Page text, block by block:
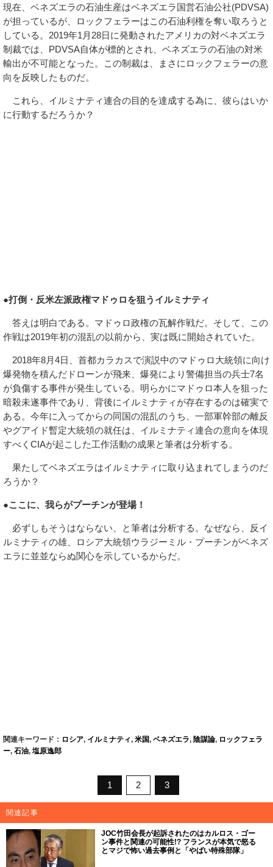
現在、ベネズエラの石油生産はベネズエラ国営石油公社(PDVSA)
が担っているが、ロックフェラーはこの石油利権を奪い取ろうと
している。2019年1月28日に発動されたアメリカの対ベネズエラ
制裁では、PDVSA自体が標的とされ、ベネズエラの石油の対米
輸出が不可能となった。この制裁は、まさにロックフェラーの意
向を反映したものだ。
これら、イルミナティ連合の目的を達成する為に、彼らはいか
に行動するだろうか？
●打倒・反米左派政権マドゥロを狙うイルミナティ
答えは明白である。マドゥロ政権の瓦解作戦だ。そして、この
作戦は2019年初の混乱の以前から、実は既に開始されていた。
2018年8月4日、首都カラカスで演説中のマドゥロ大統領に向け
爆発物を積んだドローンが飛来、爆発により警備担当の兵士7名
が負傷する事件が発生している。明らかにマドゥロ本人を狙った
暗殺未遂事件であり、背後にイルミナティが存在するのは確実で
ある。今年に入ってからの同国の混乱のうち、一部軍幹部の離反
やグアイド暫定大統領の就任は、イルミナティ連合の意向を体現
すべくCIAが起こした工作活動の成果と筆者は分析する。
果たしてベネズエラはイルミナティに取り込まれてしまうのだ
ろうか？
●ここに、我らがプーチンが登場！
必ずしもそうはならない、と筆者は分析する。なぜなら、反イ
ルミナティの雄、ロシア大統領ウラジーミル・プーチンがベネズ
エラに並並ならぬ関心を示しているからだ。
関連キーワード： ロシア, イルミナティ, 米国, ベネズエラ, 陰謀論, ロックフェラ
ー, 石油, 塩原逸郎
1 2 3
関連記事
JOC竹田会長が起訴されたのはカルロス・ゴー
ン事件と関連の可能性!? フランスが本気で怒る
とマジで怖い過去事例と「やばい特殊部隊」